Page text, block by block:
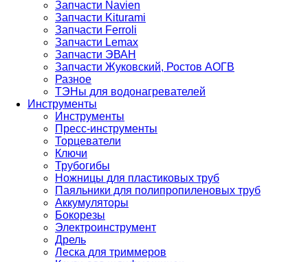
Запчасти Navien
Запчасти Kiturami
Запчасти Ferroli
Запчасти Lemax
Запчасти ЭВАН
Запчасти Жуковский, Ростов АОГВ
Разное
ТЭНы для водонагревателей
Инструменты
Инструменты
Пресс-инструменты
Торцеватели
Ключи
Трубогибы
Ножницы для пластиковых труб
Паяльники для полипропиленовых труб
Аккумуляторы
Бокорезы
Электроинструмент
Дрель
Леска для триммеров